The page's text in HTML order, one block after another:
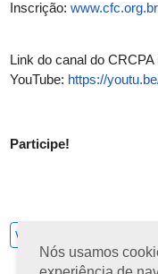
Inscrição:
Link do canal do CRCPA
YouTube: https://
Participe!
Ver todos
Nós usamos